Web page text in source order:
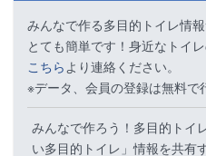
みんなで作る多目的トイレ情
とても簡単です！身近なトイ
こちらより連絡ください。
※データ、会員の登録は無料で
みんなで作ろう！多目的トイ
い多目的トイレ」情報を共有